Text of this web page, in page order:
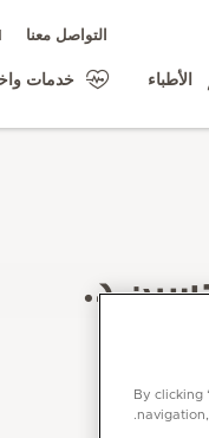
التواصل معنا
الأطباء خدمات
د.
By clicking